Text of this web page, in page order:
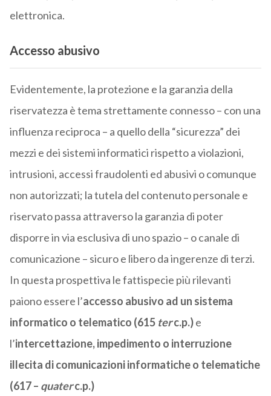
elettronica.
Accesso abusivo
Evidentemente, la protezione e la garanzia della
riservatezza è tema strettamente connesso – con una
influenza reciproca – a quello della “sicurezza” dei
mezzi e dei sistemi informatici rispetto a violazioni,
intrusioni, accessi fraudolenti ed abusivi o comunque
non autorizzati; la tutela del contenuto personale e
riservato passa attraverso la garanzia di poter
disporre in via esclusiva di uno spazio – o canale di
comunicazione – sicuro e libero da ingerenze di terzi.
In questa prospettiva le fattispecie più rilevanti
paiono essere l’accesso abusivo ad un sistema
informatico o telematico (615 terc.p.)e
l’intercettazione, impedimento o interruzione
illecita di comunicazioni informatiche o telematiche
(617 – quaterc.p.)